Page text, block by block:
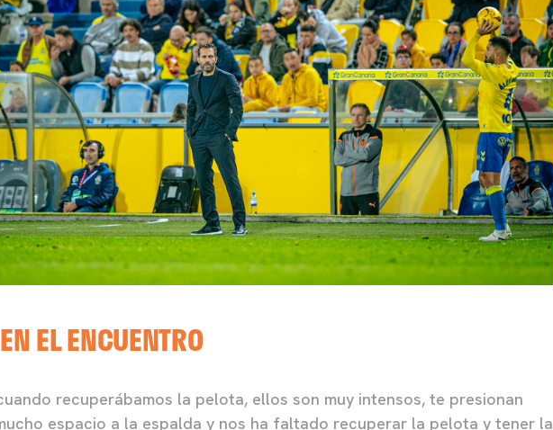
EL ENCUENTRO
recuperábamos la pelota, ellos son muy intensos, te presionan
espacio a la espalda y nos ha faltado recuperar la pelota y tener la